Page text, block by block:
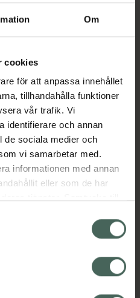
Om
cookies
för att anpassa innehållet
tillhandahålla funktioner
vår trafik. Vi
identifierare och annan
de sociala medier och
vi samarbetar med.
informationen med annan
eller som de har
samtycke påverkar inte
skett innan återkallelsen.
recept
Dölj
innan
Visa